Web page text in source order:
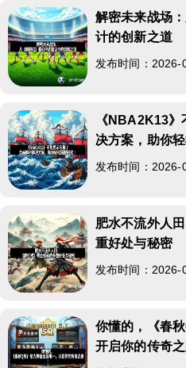
解密未来战场
计的创新之道
发布时间：
《NBA2K13
决方案，助你
发布时间：
肥水不流外人
重好处与秘密
发布时间：
你懂的，《春
开启你的传奇之